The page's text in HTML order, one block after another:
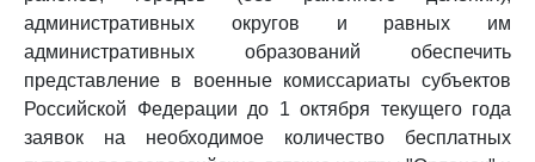
административных округов и равных им
административных образований обеспечить
представление в военные комиссариаты субъектов
Российской Федерации до 1 октября текущего года
заявок на необходимое количество бесплатных